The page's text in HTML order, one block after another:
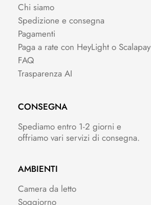
Chi siamo
Spedizione e consegna
Pagamenti
Paga a rate con HeyLight o Scalapay
FAQ
Trasparenza AI
CONSEGNA
Spediamo entro 1-2 giorni e
offriamo vari servizi di consegna.
AMBIENTI
Camera da letto
Soggiorno